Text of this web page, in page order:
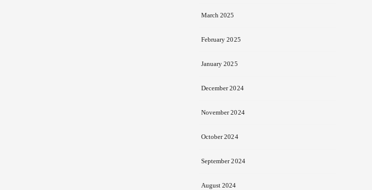
March 2025
February 2025
January 2025
December 2024
November 2024
October 2024
September 2024
August 2024